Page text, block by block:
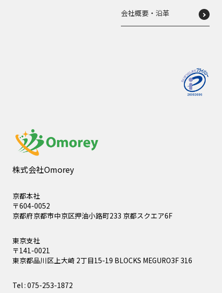
株式会社Omorey
京都本社
〒604-0052
京都府京都市中京区押油小路町233 京都スクエア6F
東京支社
〒141-0021
東京都品川区上大崎 2丁目15-19 BLOCKS MEGURO3F 316
Tel : 075-253-1872
会社概要・沿革